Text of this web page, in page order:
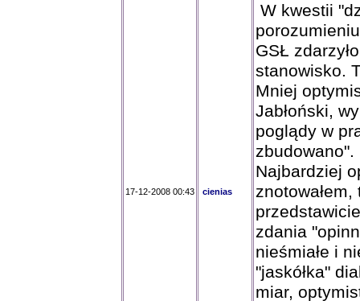
17-12-2008 00:43 cienias
W kwestii
GSŁ
stanowisko.
Mniej
Jabłoński,
poglądy w
zbudowano".
Najbardziej
zdania
nieśmiałe i
"jaskółka"
miar,